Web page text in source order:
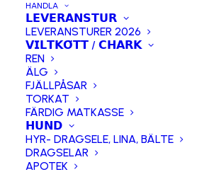
HANDLA
𝗟𝗘𝗩𝗘𝗥𝗔𝗡𝗦𝗧𝗨𝗥
LEVERANSTURER 2026
𝗩𝗜𝗟𝗧𝗞𝗢̈𝗧𝗧 / 𝗖𝗛𝗔𝗥𝗞
REN
ÄLG
FJÄLLPÅSAR
TORKAT
FÄRDIG MATKASSE
𝗛𝗨𝗡𝗗
HYR- DRAGSELE, LINA, BÄLTE
DRAGSELAR
APOTEK
Hem 𝗥𝗘𝗡𝗞Ö𝗧𝗧 Ölkorv – Älg ca 30g